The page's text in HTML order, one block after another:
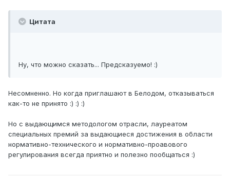
Цитата
Ну, что можно сказать... Предсказуемо! :)
Несомненно. Но когда приглашают в Белодом, отказываться
как-то не принято :) :) :)
Но с выдающимся методологом отрасли, лауреатом
специальных премий за выдающиеся достижения в области
нормативно-технического и нормативно-проавового
регулирования всегда приятно и полезно пообщаться :)